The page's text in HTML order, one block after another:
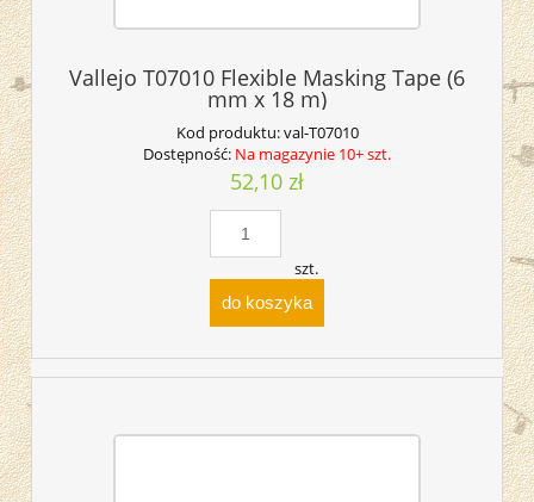
Vallejo T07010 Flexible Masking Tape (6
mm x 18 m)
Kod produktu:val-T07010
Dostępność: Na magazynie 10+ szt.
52,10 zł
szt.
do koszyka